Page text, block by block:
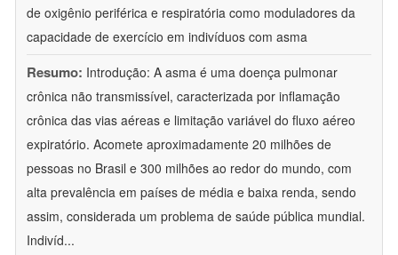
de oxigênio periférica e respiratória como moduladores da
capacidade de exercício em indivíduos com asma
Resumo: Introdução: A asma é uma doença pulmonar
crônica não transmissível, caracterizada por inflamação
crônica das vias aéreas e limitação variável do fluxo aéreo
expiratório. Acomete aproximadamente 20 milhões de
pessoas no Brasil e 300 milhões ao redor do mundo, com
alta prevalência em países de média e baixa renda, sendo
assim, considerada um problema de saúde pública mundial.
Indivíd...